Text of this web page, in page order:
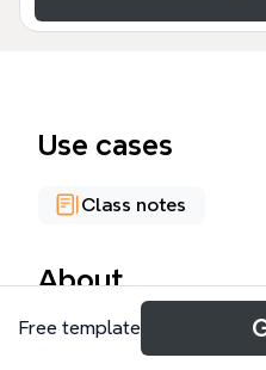
Use cases
Class notes
About
Este mapa mental sobre
Free template